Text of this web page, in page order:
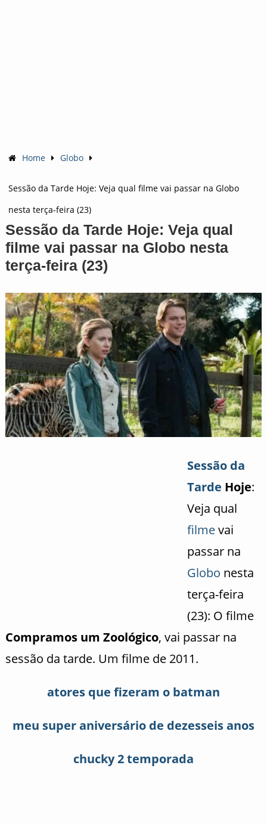
Home Globo
Sessão da Tarde Hoje: Veja qual filme vai passar na Globo
nesta terça-feira (23)
Sessão da Tarde Hoje: Veja qual
filme vai passar na Globo nesta
terça-feira (23)
Sessão da
Tarde Hoje:
Veja qual
filmevai
passar na
Globo nesta
terça-feira
(23): O filme
Compramos um Zoológico, vai passar na
sessão da tarde. Um filme de 2011.
atores que fizeram o batman
meu super aniversário de dezesseis anos
chucky 2 temporada